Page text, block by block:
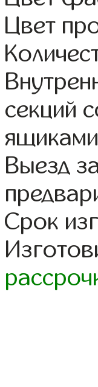
Цвет
секций
Выезд
Срок